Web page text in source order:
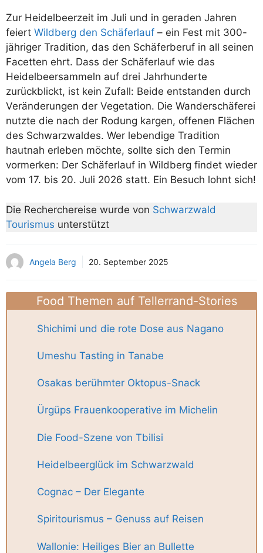
Zur Heidelbeerzeit im Juli und in geraden Jahren
feiert Wildberg den Schäferlauf – ein Fest mit 300-
jähriger Tradition, das den Schäferberuf in all seinen
Facetten ehrt. Dass der Schäferlauf wie das
Heidelbeersammeln auf drei Jahrhunderte
zurückblickt, ist kein Zufall: Beide entstanden durch
Veränderungen der Vegetation. Die Wanderschäferei
nutzte die nach der Rodung kargen, offenen Flächen
des Schwarzwaldes. Wer lebendige Tradition
hautnah erleben möchte, sollte sich den Termin
vormerken: Der Schäferlauf in Wildberg findet wieder
vom 17. bis 20. Juli 2026 statt. Ein Besuch lohnt sich!
Die Recherchereise wurde von Schwarzwald
Tourismus unterstützt
Angela Berg 20. September 2025
Food Themen auf Tellerrand-Stories
Shichimi und die rote Dose aus Nagano
Umeshu Tasting in Tanabe
Osakas berühmter Oktopus-Snack
Ürgüps Frauenkooperative im Michelin
Die Food-Szene von Tbilisi
Heidelbeerglück im Schwarzwald
Cognac – Der Elegante
Spiritourismus – Genuss auf Reisen
Wallonie: Heiliges Bier an Bullette